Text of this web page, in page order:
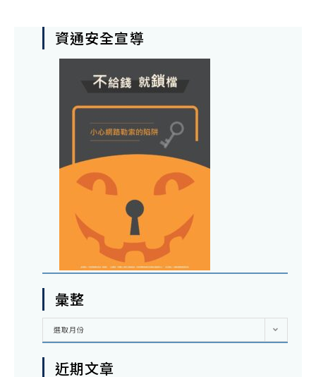
資通安全宣導
彙整
彙
選取月份
近期文章